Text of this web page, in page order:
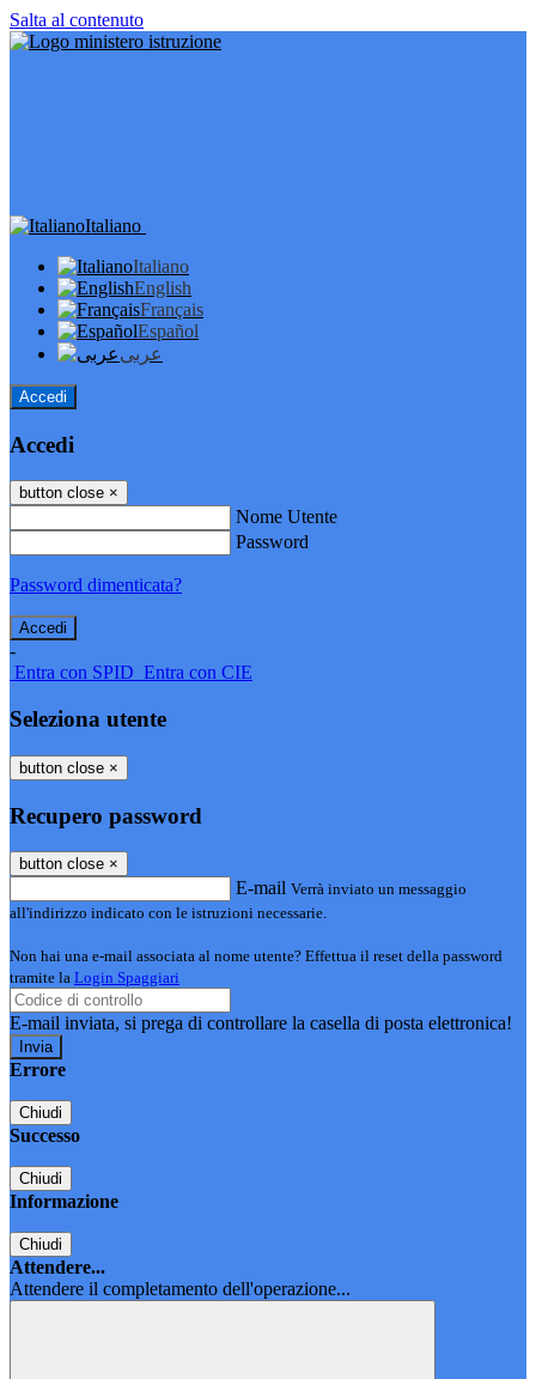
Salta al contenuto
Italiano
Italiano
English
Français
Español
عربى
Accedi
Accedi
button close ×
Nome Utente
Password
Password dimenticata?
-
Entra con SPID Entra con CIE
Seleziona utente
button close ×
Recupero password
button close ×
E-mail Verrà inviato un messaggio
all'indirizzo indicato con le istruzioni necessarie.
Non hai una e-mail associata al nome utente? Effettua il reset della password
tramite la Login Spaggiari
E-mail inviata, si prega di controllare la casella di posta elettronica!
Errore
Chiudi
Successo
Chiudi
Informazione
Chiudi
Attendere...
Attendere il completamento dell'operazione...